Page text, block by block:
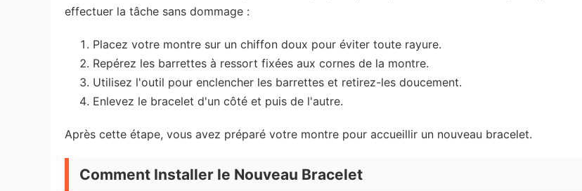
effectuer la tâche sans dommage :
Placez votre montre sur un chiffon doux pour éviter toute rayure.
Repérez les barrettes à ressort fixées aux cornes de la montre.
Utilisez l'outil pour enclencher les barrettes et retirez-les doucement.
Enlevez le bracelet d'un côté et puis de l'autre.
Après cette étape, vous avez préparé votre montre pour accueillir un nouveau bracelet.
Comment Installer le Nouveau Bracelet